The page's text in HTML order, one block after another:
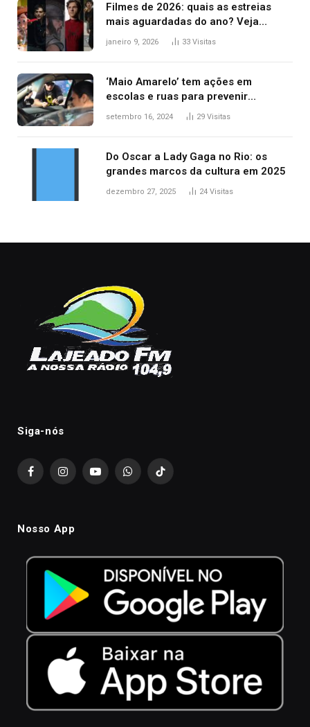
Filmes de 2026: quais as estreias
mais aguardadas do ano? Veja
principais lançamentos do cinema
janeiro 9, 2026 33 Visitas
‘Maio Amarelo’ tem ações em
escolas e ruas para prevenir
acidentes no trânsito no AP
setembro 16, 2024 29 Visitas
Do Oscar a Lady Gaga no Rio: os
grandes marcos da cultura em 2025
dezembro 27, 2025 24 Visitas
Siga-nós
FacebookInstagramYouTubeWhatsAppTikTok
Nosso App